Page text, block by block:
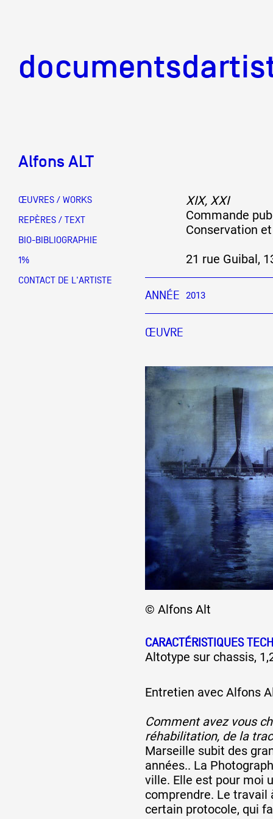
Partenaires
Actions
Documentation
Visites d'ateliers
Production vidéo
Formation
Événements
public
Réseau
Alfons ALT
ŒUVRES / WORKS
REPÈRES / TEXT
BIO-BIBLIOGRAPHIE
1%
CONTACT DE L'ARTISTE
XIX, XXI
Commande
Conservation
21 rue Guibal,
ANNÉE 2013
ŒUVRE
© Alfons Alt
CARACTÉRISTIQUES
Altotype sur chassis,
Entretien avec Alfons
Comment avez vous
réhabilitation, de la
Marseille subit des
années.. La
ville. Elle est pour moi
comprendre. Le travail
certain protocole, qui